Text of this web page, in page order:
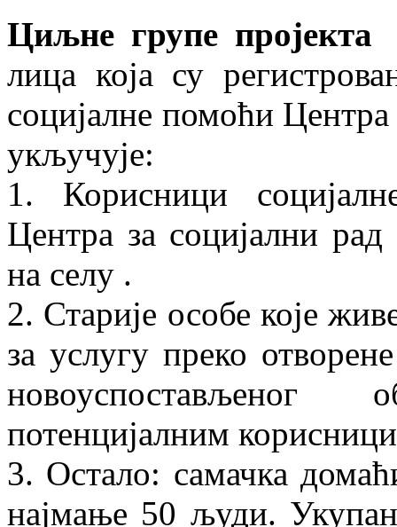
Циљне групе пројекта
лица која су
социјалне помоћи
укључује:
1. Корисници
Центра за социјални
на селу .
2. Старије особе које
за услугу преко
потенцијалним
3. Остало: самачка
најмање 50 људи.